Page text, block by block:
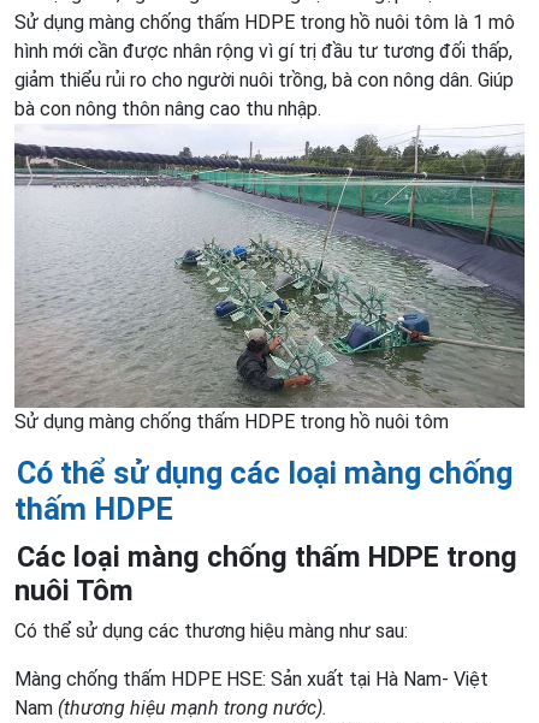
Sử dụng màng chống thấm HDPE trong hồ nuôi tôm là 1 mô
hình mới cần được nhân rộng vì gí trị đầu tư tương đối thấp,
giảm thiểu rủi ro cho người nuôi trồng, bà con nông dân. Giúp
bà con nông thôn nâng cao thu nhập.
Sử dụng màng chống thấm HDPE trong hồ nuôi tôm
Có thể sử dụng các loại màng chống
thấm HDPE
Các loại màng chống thấm HDPE trong
nuôi Tôm
Có thể sử dụng các thương hiệu màng như sau:
Màng chống thấm HDPE HSE: Sản xuất tại Hà Nam- Việt
Nam (thương hiệu mạnh trong nước).